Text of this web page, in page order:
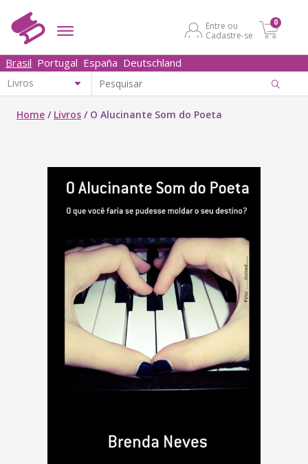
Entre ou
Cadastre-se
0
Brasil Portugal España Deutschland
Home / Livros / O Alucinante Som do Poeta